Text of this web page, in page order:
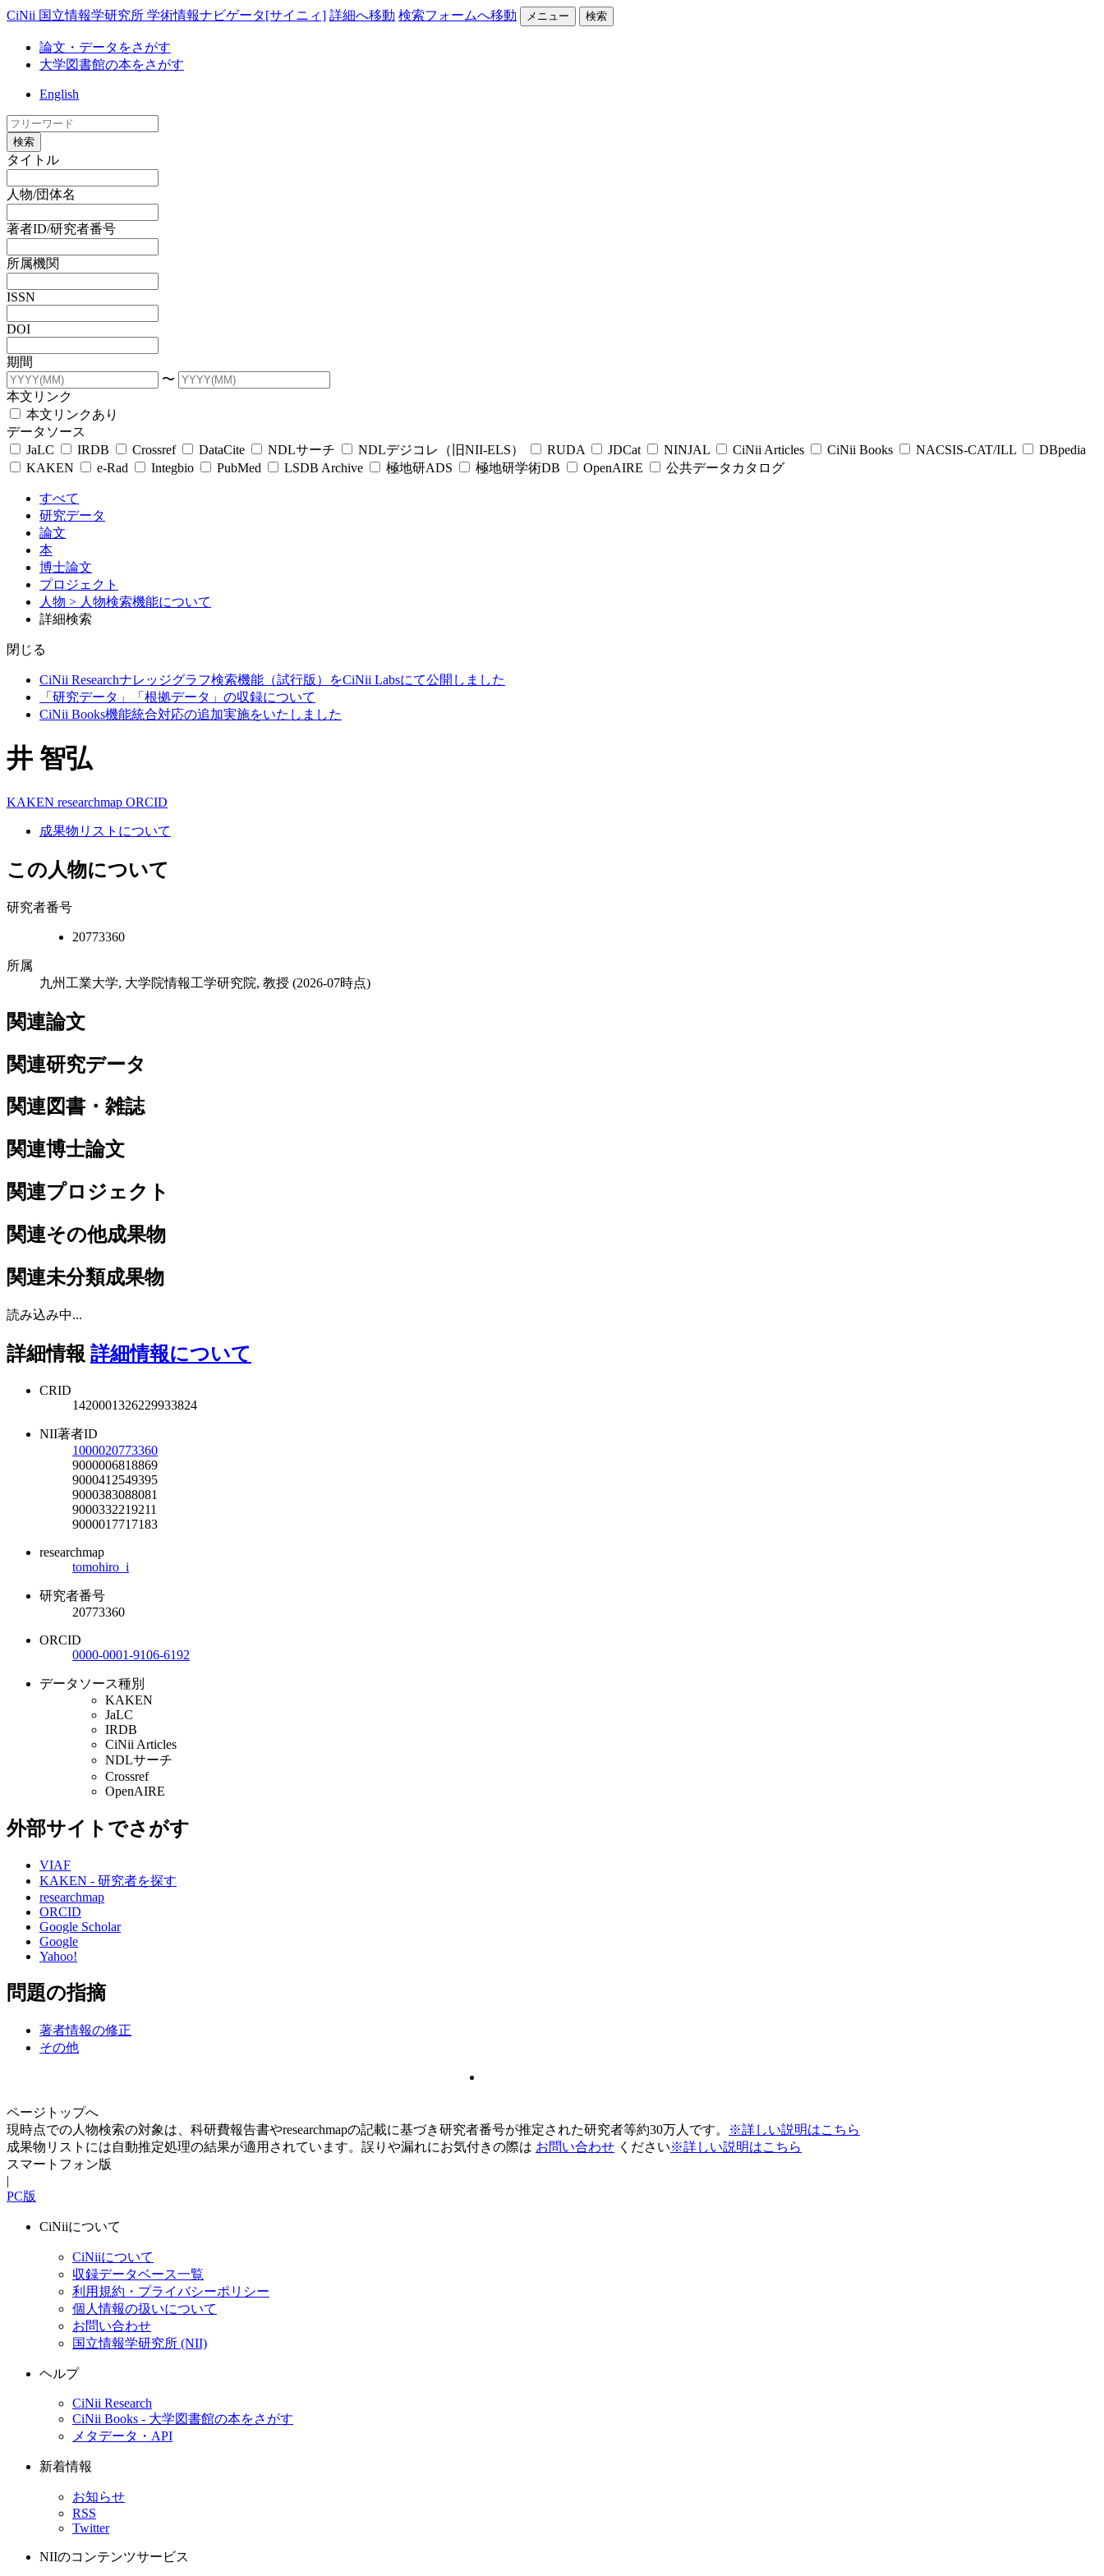
CiNii 国立情報学研究所 学術情報ナビゲータ[サイニィ] 詳細へ移動 検索フォームへ移動 メニュー 検索
論文・データをさがす
大学図書館の本をさがす
English
検索
タイトル
人物/団体名
著者ID/研究者番号
所属機関
ISSN
DOI
期間
〜
本文リンク
本文リンクあり
データソース
JaLC
IRDB Crossref DataCite NDLサーチ NDLデジコレ（旧NII-ELS） RUDA JDCat NINJAL CiNii Articles CiNii Books NACSIS-CAT/ILL
DBpedia
KAKEN
e-Rad Integbio PubMed LSDB Archive 極地研ADS 極地研学術DB OpenAIRE 公共データカタログ
すべて
研究データ
論文
本
博士論文
プロジェクト
人物 > 人物検索機能について
詳細検索
閉じる
CiNii Researchナレッジグラフ検索機能（試行版）をCiNii Labsにて公開しました
「研究データ」「根拠データ」の収録について
CiNii Books機能統合対応の追加実施をいたしました
井 智弘
KAKEN researchmap ORCID
成果物リストについて
この人物について
研究者番号
20773360
所属
九州工業大学, 大学院情報工学研究院, 教授 (2026-07時点)
関連論文
関連研究データ
関連図書・雑誌
関連博士論文
関連プロジェクト
関連その他成果物
関連未分類成果物
読み込み中...
詳細情報 詳細情報について
CRID
1420001326229933824
NII著者ID
1000020773360
9000006818869
9000412549395
9000383088081
9000332219211
9000017717183
researchmap
tomohiro_i
研究者番号
20773360
ORCID
0000-0001-9106-6192
データソース種別
KAKEN
JaLC
IRDB
CiNii Articles
NDLサーチ
Crossref
OpenAIRE
外部サイトでさがす
VIAF
KAKEN - 研究者を探す
researchmap
ORCID
Google Scholar
Google
Yahoo!
問題の指摘
著者情報の修正
その他
ページトップへ
現時点での人物検索の対象は、科研費報告書やresearchmapの記載に基づき研究者番号が推定された研究者等約30万人です。
※詳しい説明はこちら
成果物リストには自動推定処理の結果が適用されています。誤りや漏れにお気付きの際は お問い合わせ ください※詳しい説明はこちら
スマートフォン版
|
PC版
CiNiiについて
CiNiiについて
収録データベース一覧
利用規約・プライバシーポリシー
個人情報の扱いについて
お問い合わせ
国立情報学研究所 (NII)
ヘルプ
CiNii Research
CiNii Books - 大学図書館の本をさがす
メタデータ・API
新着情報
お知らせ
RSS
Twitter
NIIのコンテンツサービス